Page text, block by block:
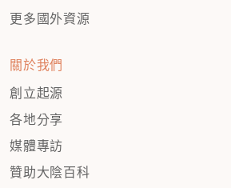
更多國外資源
關於我們
創立起源
各地分享
媒體專訪
贊助大陰百科